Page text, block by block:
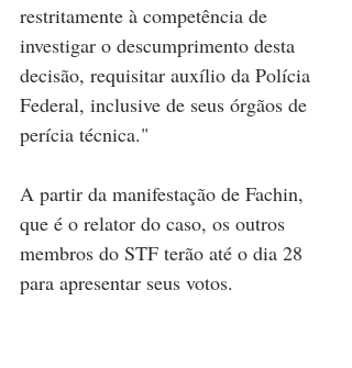
restritamente à competência de
investigar o descumprimento desta
decisão, requisitar auxílio da Polícia
Federal, inclusive de seus órgãos de
perícia técnica."
A partir da manifestação de Fachin,
que é o relator do caso, os outros
membros do STF terão até o dia 28
para apresentar seus votos.